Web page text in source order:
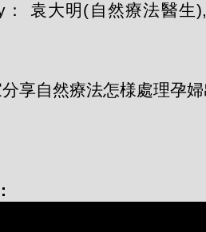
： 袁大明(自然療法醫生),
享自然療法怎様處理孕